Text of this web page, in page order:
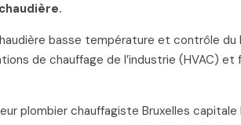
basse température et contrôle du
de chauffage de l’industrie (HVAC) et
plombier chauffagiste Bruxelles capitale